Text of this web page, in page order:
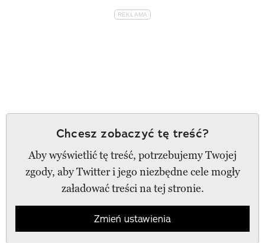
Chcesz zobaczyć tę treść?
Aby wyświetlić tę treść, potrzebujemy Twojej
zgody, aby Twitter i jego niezbędne cele mogły
załadować treści na tej stronie.
Zmień ustawienia